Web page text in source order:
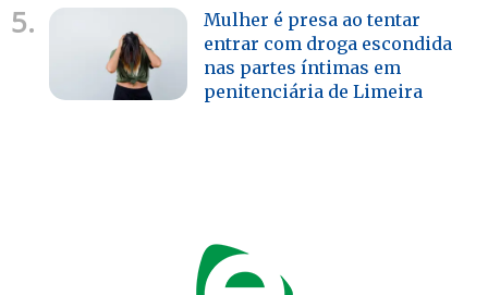
5.
Mulher é presa ao tentar
entrar com droga escondida
nas partes íntimas em
penitenciária de Limeira